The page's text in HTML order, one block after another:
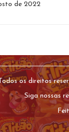
de 2022
os direitos
Siga nossas